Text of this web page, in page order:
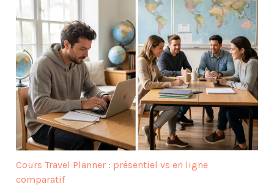
Cours Travel Planner : présentiel vs en ligne
comparatif